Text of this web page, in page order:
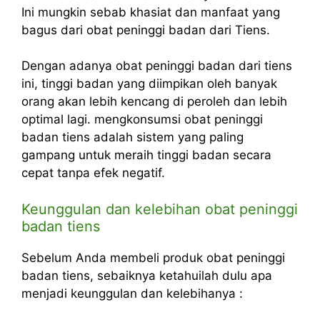
Ini mungkin sebab khasiat dan manfaat yang
bagus dari obat peninggi badan dari Tiens.
Dengan adanya obat peninggi badan dari tiens
ini, tinggi badan yang diimpikan oleh banyak
orang akan lebih kencang di peroleh dan lebih
optimal lagi. mengkonsumsi obat peninggi
badan tiens adalah sistem yang paling
gampang untuk meraih tinggi badan secara
cepat tanpa efek negatif.
Keunggulan dan kelebihan obat peninggi
badan tiens
Sebelum Anda membeli produk obat peninggi
badan tiens, sebaiknya ketahuilah dulu apa
menjadi keunggulan dan kelebihanya :